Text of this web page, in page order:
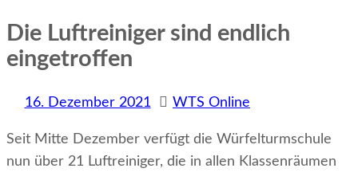
Die Luftreiniger sind endlich
eingetroffen
16. Dezember 2021 WTS Online
Seit Mitte Dezember verfügt die Würfelturmschule
nun über 21 Luftreiniger, die in allen Klassenräumen